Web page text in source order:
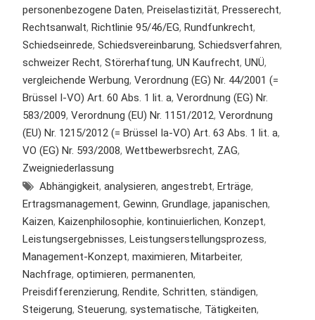
personenbezogene Daten, Preiselastizität, Presserecht,
Rechtsanwalt, Richtlinie 95/46/EG, Rundfunkrecht,
Schiedseinrede, Schiedsvereinbarung, Schiedsverfahren,
schweizer Recht, Störerhaftung, UN Kaufrecht, UNÜ,
vergleichende Werbung, Verordnung (EG) Nr. 44/2001 (=
Brüssel I-VO) Art. 60 Abs. 1 lit. a, Verordnung (EG) Nr.
583/2009, Verordnung (EU) Nr. 1151/2012, Verordnung
(EU) Nr. 1215/2012 (= Brüssel Ia-VO) Art. 63 Abs. 1 lit. a,
VO (EG) Nr. 593/2008, Wettbewerbsrecht, ZAG,
Zweigniederlassung
Abhängigkeit, analysieren, angestrebt, Erträge,
Ertragsmanagement, Gewinn, Grundlage, japanischen,
Kaizen, Kaizenphilosophie, kontinuierlichen, Konzept,
Leistungsergebnisses, Leistungserstellungsprozess,
Management-Konzept, maximieren, Mitarbeiter,
Nachfrage, optimieren, permanenten,
Preisdifferenzierung, Rendite, Schritten, ständigen,
Steigerung, Steuerung, systematische, Tätigkeiten,